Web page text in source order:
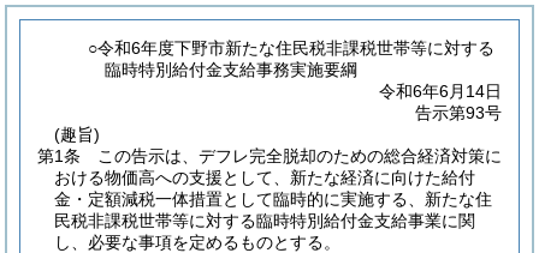
○令和6年度下野市新たな住民税非課税世帯等に対する
臨時特別給付金支給事務実施要綱
令和6年6月14日
告示第93号
(趣旨)
第1条
この告示は、デフレ完全脱却のための総合経済対策に
おける物価高への支援として、新たな経済に向けた給付
金・定額減税一体措置として臨時的に実施する、新たな住
民税非課税世帯等に対する臨時特別給付金支給事業に関
し、必要な事項を定めるものとする。